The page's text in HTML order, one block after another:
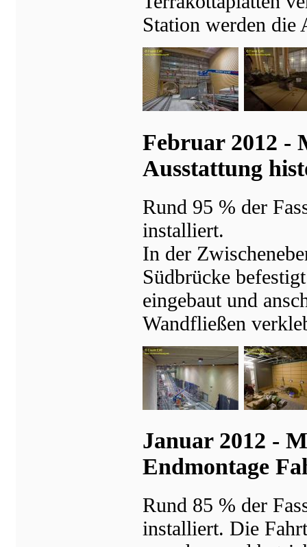
Station werden
Februar 2012 -
Ausstattung
Rund 95 % der
installiert.
In der
Südbrücke
eingebaut und
Wandfließen
Januar 2012 -
Endmontage
Rund 85 % der
installiert. Die